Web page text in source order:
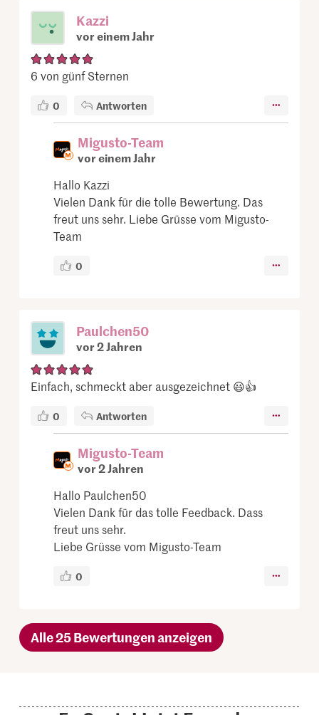
Kazzi
vor einem Jahr
6 von günf Sternen
0 Antworten
Migusto-Team
vor einem Jahr
Hallo Kazzi
Vielen Dank für die tolle Bewertung. Das
freut uns sehr. Liebe Grüsse vom Migusto-
Team
0
Paulchen50
vor 2 Jahren
Einfach, schmeckt aber ausgezeichnet 😃👍
0 Antworten
Migusto-Team
vor 2 Jahren
Hallo Paulchen50
Vielen Dank für das tolle Feedback. Dass
freut uns sehr.
Liebe Grüsse vom Migusto-Team
0
Alle 25 Bewertungen anzeigen